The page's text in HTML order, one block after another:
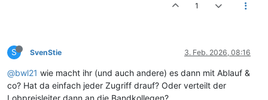
1
S SvenStie 3. Feb. 2026, 08:16
@bwl21 wie macht ihr (und auch andere) es dann mit Ablauf &
co? Hat da einfach jeder Zugriff drauf? Oder verteilt der